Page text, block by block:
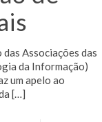
Associações das
da Informação)
um apelo ao
[…]